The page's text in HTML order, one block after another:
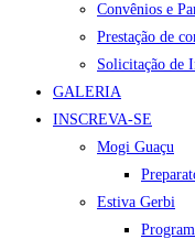
Convênios e
Prestação de
Solicitação de
GALERIA
INSCREVA-SE
Mogi Guaçu
Estiva Gerbi